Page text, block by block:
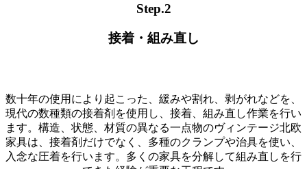
Step.2
接着・ 組み直し
数十年の使用により起こった、緩みや割れ、剥がれなどを、
現代の数種類の接着剤を使用し、接着、組み直し作業を行い
ます。構造、状態、材質の異なる一点物のヴィンテージ北欧
家具は、接着剤だけでなく、多種のクランプや治具を使い、
入念な圧着を行います。多くの家具を分解して組み直しを行